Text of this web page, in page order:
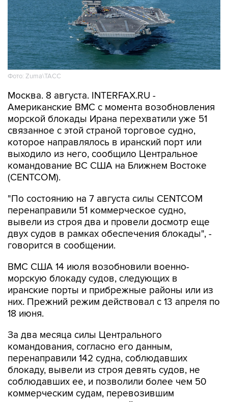
Фото: Zuma\ТАСС
Москва. 8 августа. INTERFAX.RU -
морской блокады Ирана перехватили уже 51
связанное с этой страной торговое судно,
которое направлялось в иранский порт или
выходило из него, сообщило Центральное
командование ВС США на Ближнем Востоке
(CENTCOM).
"По состоянию на 7 августа силы CENTCOM
вывели из строя два и провели досмотр еще
двух судов в рамках обеспечения блокады", -
говорится в сообщении.
ВМС США 14 июля возобновили военно-
иранские порты и прибрежные районы или из
них. Прежний режим действовал с 13 апреля по
18 июня.
За два месяца силы Центрального
перенаправили 142 судна, соблюдавших
блокаду, вывели из строя девять судов, не
соблюдавших ее, и позволили более чем 50
коммерческим судам, перевозившим
гуманитарную помощь, пройти через зону
блокады.